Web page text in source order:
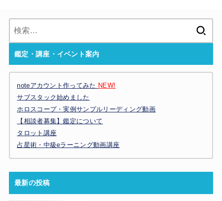
鑑定・講座・イベント案内
noteアカウント作ってみた NEW!
サブスタック始めました
ホロスコープ・実例サンプルリーディング動画
【相談者募集】鑑定について
タロット講座
占星術・中級eラーニング動画講座
最新の投稿